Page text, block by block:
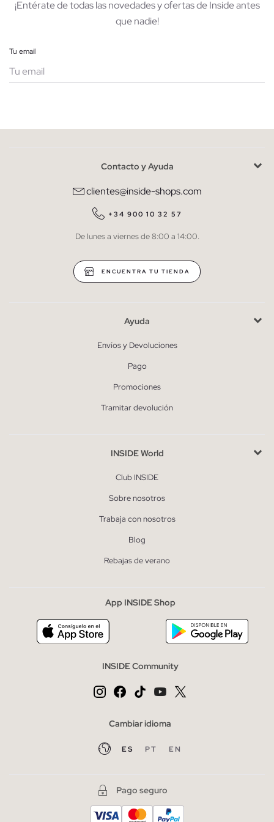
¡Entérate de todas las novedades y ofertas de Inside antes
que nadie!
Tu email
He leído y entiendo lapolítica de privacidad
QUIERO SUSCRIBIRME
* Puedes cancelar la suscripción en cualquier momento.
Contacto y Ayuda
clientes@inside-shops.com
+34 900 10 32 57
De lunes a viernes de 8:00 a 14:00.
ENCUENTRA TU TIENDA
Ayuda
Envíos y Devoluciones
Pago
Promociones
Tramitar devolución
INSIDE World
Club INSIDE
Sobre nosotros
Trabaja con nosotros
Blog
Rebajas de verano
App INSIDE Shop
INSIDE Community
Cambiar idioma
ES PT EN
Pago seguro